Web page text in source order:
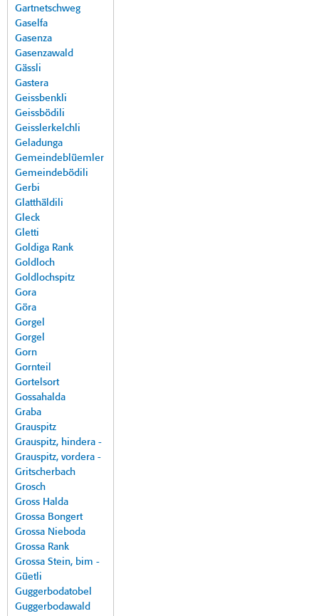
Gartnetschweg
Gaselfa
Gasenza
Gasenzawald
Gässli
Gastera
Geissbenkli
Geissbödili
Geisslerkelchli
Geladunga
Gemeindeblüemler
Gemeindebödili
Gerbi
Glatthäldili
Gleck
Gletti
Goldiga Rank
Goldloch
Goldlochspitz
Gora
Göra
Gorgel
Gorgel
Gorn
Gornteil
Gortelsort
Gossahalda
Graba
Grauspitz
Grauspitz, hindera -
Grauspitz, vordera -
Gritscherbach
Grosch
Gross Halda
Grossa Bongert
Grossa Nieboda
Grossa Rank
Grossa Stein, bim -
Güetli
Guggerbodatobel
Guggerbodawald